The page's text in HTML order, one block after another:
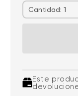
Cantidad: 1
Este